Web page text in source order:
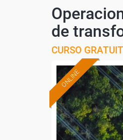
de
CURSO
ONLINE